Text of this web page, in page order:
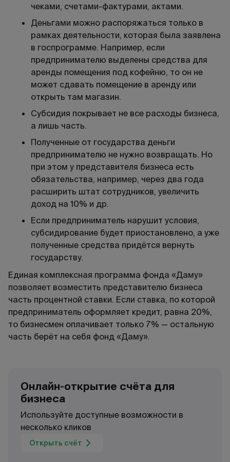
чеками, счетами-фактурами, актами.
Деньгами можно распоряжаться только в
рамках деятельности, которая была заявлена
в госпрограмме. Например, если
предпринимателю выделены средства для
аренды помещения под кофейню, то он не
может сдавать помещение в аренду или
открыть там магазин.
Субсидия покрывает не все расходы бизнеса,
а лишь часть.
Полученные от государства деньги
предпринимателю не нужно возвращать. Но
при этом у представителя бизнеса есть
обязательства, например, через два года
расширить штат сотрудников, увеличить
доход на 10% и др.
Если предприниматель нарушит условия,
субсидирование будет приостановлено, а уже
полученные средства придётся вернуть
государству.
Единая комплексная программа фонда «Даму»
позволяет возместить представителю бизнеса
часть процентной ставки. Если ставка, по которой
предприниматель оформляет кредит, равна 20%,
то бизнесмен оплачивает только 7% — остальную
часть берёт на себя фонд «Даму».
Онлайн-открытие счёта для
бизнеса
Используйте доступные возможности в
несколько кликов
Открыть счёт